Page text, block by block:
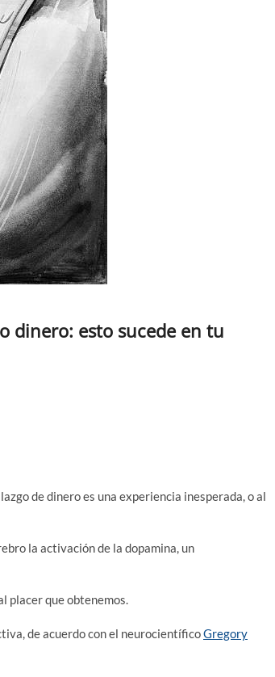
dinero: esto sucede en tu
de dinero es una experiencia inesperada, o al
la activación de la dopamina, un
placer que obtenemos.
de acuerdo con el neurocientíficoGregory